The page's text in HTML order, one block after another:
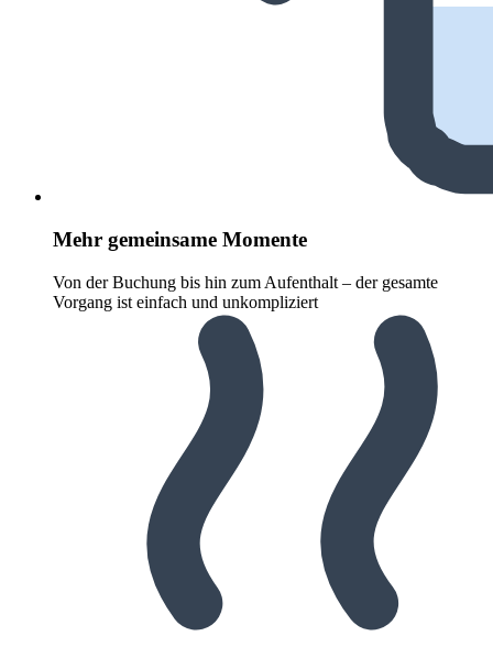
Mehr gemeinsame Momente
Von der Buchung bis hin zum Aufenthalt – der gesamte
Vorgang ist einfach und unkompliziert